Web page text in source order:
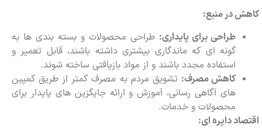
کاهش در منبع:
طراحی برای پایداری: طراحی محصولات و بسته بندی ها به
گونه ای که ماندگاری بیشتری داشته باشند، قابل تعمیر و
استفاده مجدد باشند و از مواد بازیافتی ساخته شوند.
کاهش مصرف: تشویق مردم به مصرف کمتر از طریق کمپین
های آگاهی رسانی، آموزش و ارائه جایگزین های پایدار برای
محصولات و خدمات.
اقتصاد دایره ای: